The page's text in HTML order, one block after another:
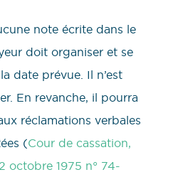
note écrite dans le
doit organiser et se
date prévue. Il n’est
En revanche, il pourra
réclamations verbales
(Cour de cassation,
octobre 1975 n° 74-